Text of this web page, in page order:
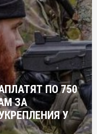
ПО 750
ЗА
У